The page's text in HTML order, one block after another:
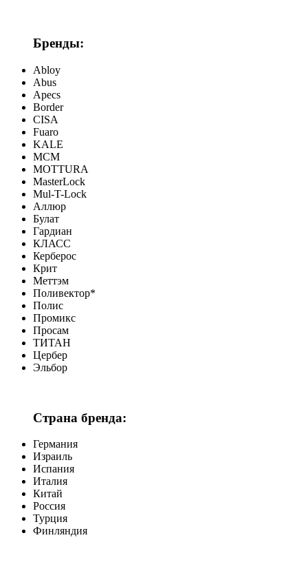
Бренды:
Abloy
Abus
Apecs
Border
CISA
Fuaro
KALE
MCM
MOTTURA
MasterLock
Mul-T-Lock
Аллюр
Булат
Гардиан
КЛАСС
Керберос
Крит
Меттэм
Поливектор*
Полис
Промикс
Просам
ТИТАН
Цербер
Эльбор
Страна бренда:
Германия
Израиль
Испания
Италия
Китай
Россия
Турция
Финляндия